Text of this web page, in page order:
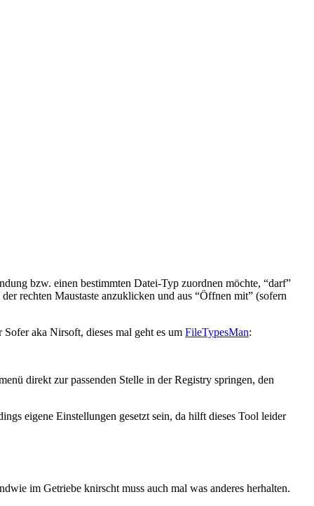
bzw. einen bestimmten Datei-Typ zuordnen möchte, “darf”
rechten Maustaste anzuklicken und aus “Öffnen mit” (sofern
aka Nirsoft, dieses mal geht es um FileTypesMan:
direkt zur passenden Stelle in der Registry springen, den
eigene Einstellungen gesetzt sein, da hilft dieses Tool leider
im Getriebe knirscht muss auch mal was anderes herhalten.